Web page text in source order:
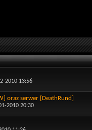
2010 13:56
oraz serwer [DeathRund]
2010 20:30